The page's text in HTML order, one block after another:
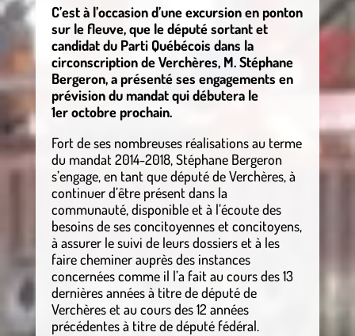
C’est à l’occasion d’une excursion en ponton
sur le fleuve, que le député sortant et
candidat du Parti Québécois dans la
circonscription de Verchères, M. Stéphane
Bergeron, a présenté ses engagements en
prévision du mandat qui débutera le
1er octobre prochain.
Fort de ses nombreuses réalisations au terme
du mandat 2014-2018, Stéphane Bergeron
s’engage, en tant que député de Verchères, à
continuer d’être présent dans la
communauté, disponible et à l’écoute des
besoins de ses concitoyennes et concitoyens,
à assurer le suivi de leurs dossiers et à les
faire cheminer auprès des instances
concernées comme il l’a fait au cours des 13
dernières années à titre de député de
Verchères et au cours des 12 années
précédentes à titre de député fédéral.